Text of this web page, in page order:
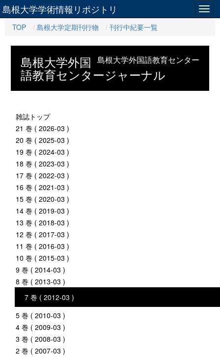
島根大学学術情報リポジトリ
TOP 島根大学定期刊行物 刊行中紀要一覧
島根大学外国語教育センター
島根大学外国
語教育センタージャーナル
雑誌トップ
21 巻 ( 2026-03 )
20 巻 ( 2025-03 )
19 巻 ( 2024-03 )
18 巻 ( 2023-03 )
17 巻 ( 2022-03 )
16 巻 ( 2021-03 )
15 巻 ( 2020-03 )
14 巻 ( 2019-03 )
13 巻 ( 2018-03 )
12 巻 ( 2017-03 )
11 巻 ( 2016-03 )
10 巻 ( 2015-03 )
9 巻 ( 2014-03 )
8 巻 ( 2013-03 )
7 巻 ( 2012-03 )
5 巻 ( 2010-03 )
4 巻 ( 2009-03 )
3 巻 ( 2008-03 )
2 巻 ( 2007-03 )